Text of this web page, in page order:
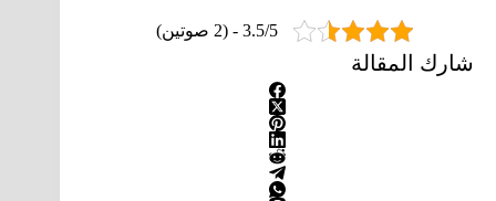
3.5/5 - (2 صوتين)
شارك المقالة